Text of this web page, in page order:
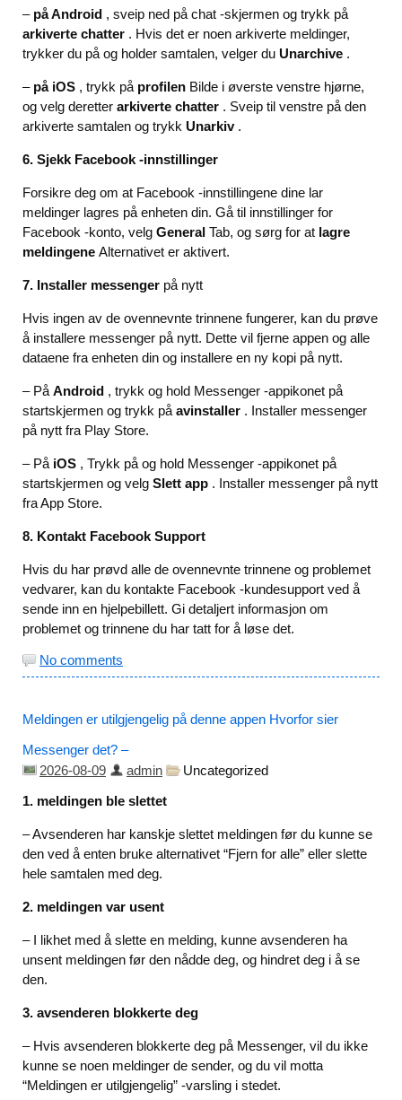
– på Android , sveip ned på chat -skjermen og trykk på
arkiverte chatter . Hvis det er noen arkiverte meldinger,
trykker du på og holder samtalen, velger du Unarchive .
– på iOS , trykk på profilen Bilde i øverste venstre hjørne,
og velg deretter arkiverte chatter . Sveip til venstre på den
arkiverte samtalen og trykk Unarkiv .
6. Sjekk Facebook -innstillinger
Forsikre deg om at Facebook -innstillingene dine lar
meldinger lagres på enheten din. Gå til innstillinger for
Facebook -konto, velg General Tab, og sørg for at lagre
meldingene Alternativet er aktivert.
7. Installer messenger på nytt
Hvis ingen av de ovennevnte trinnene fungerer, kan du prøve
å installere messenger på nytt. Dette vil fjerne appen og alle
dataene fra enheten din og installere en ny kopi på nytt.
– På Android , trykk og hold Messenger -appikonet på
startskjermen og trykk på avinstaller . Installer messenger
på nytt fra Play Store.
– På iOS , Trykk på og hold Messenger -appikonet på
startskjermen og velg Slett app . Installer messenger på nytt
fra App Store.
8. Kontakt Facebook Support
Hvis du har prøvd alle de ovennevnte trinnene og problemet
vedvarer, kan du kontakte Facebook -kundesupport ved å
sende inn en hjelpebillett. Gi detaljert informasjon om
problemet og trinnene du har tatt for å løse det.
No comments
Meldingen er utilgjengelig på denne appen Hvorfor sier
Messenger det? –
2026-08-09
admin
Uncategorized
1. meldingen ble slettet
– Avsenderen har kanskje slettet meldingen før du kunne se
den ved å enten bruke alternativet “Fjern for alle” eller slette
hele samtalen med deg.
2. meldingen var usent
– I likhet med å slette en melding, kunne avsenderen ha
unsent meldingen før den nådde deg, og hindret deg i å se
den.
3. avsenderen blokkerte deg
– Hvis avsenderen blokkerte deg på Messenger, vil du ikke
kunne se noen meldinger de sender, og du vil motta
“Meldingen er utilgjengelig” -varsling i stedet.